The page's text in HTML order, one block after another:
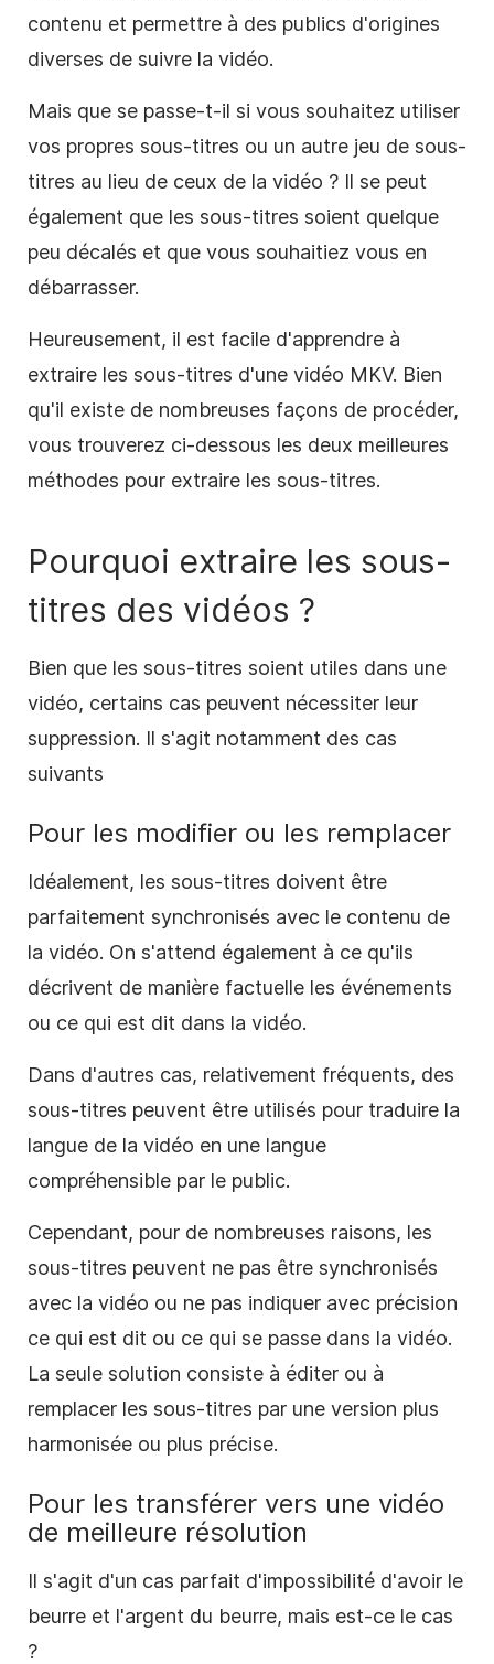
contenu et permettre à des publics d'origines
diverses de suivre la vidéo.
Mais que se passe-t-il si vous souhaitez utiliser
vos propres sous-titres ou un autre jeu de sous-
titres au lieu de ceux de la vidéo ? Il se peut
également que les sous-titres soient quelque
peu décalés et que vous souhaitiez vous en
débarrasser.
Heureusement, il est facile d'apprendre à
extraire les sous-titres d'une vidéo MKV. Bien
qu'il existe de nombreuses façons de procéder,
vous trouverez ci-dessous les deux meilleures
méthodes pour extraire les sous-titres.
Pourquoi extraire les sous-
titres des vidéos ?
Bien que les sous-titres soient utiles dans une
vidéo, certains cas peuvent nécessiter leur
suppression. Il s'agit notamment des cas
suivants
Pour les modifier ou les remplacer
Idéalement, les sous-titres doivent être
parfaitement synchronisés avec le contenu de
la vidéo. On s'attend également à ce qu'ils
décrivent de manière factuelle les événements
ou ce qui est dit dans la vidéo.
Dans d'autres cas, relativement fréquents, des
sous-titres peuvent être utilisés pour traduire la
langue de la vidéo en une langue
compréhensible par le public.
Cependant, pour de nombreuses raisons, les
sous-titres peuvent ne pas être synchronisés
avec la vidéo ou ne pas indiquer avec précision
ce qui est dit ou ce qui se passe dans la vidéo.
La seule solution consiste à éditer ou à
remplacer les sous-titres par une version plus
harmonisée ou plus précise.
Pour les transférer vers une vidéo
de meilleure résolution
Il s'agit d'un cas parfait d'impossibilité d'avoir le
beurre et l'argent du beurre, mais est-ce le cas
?